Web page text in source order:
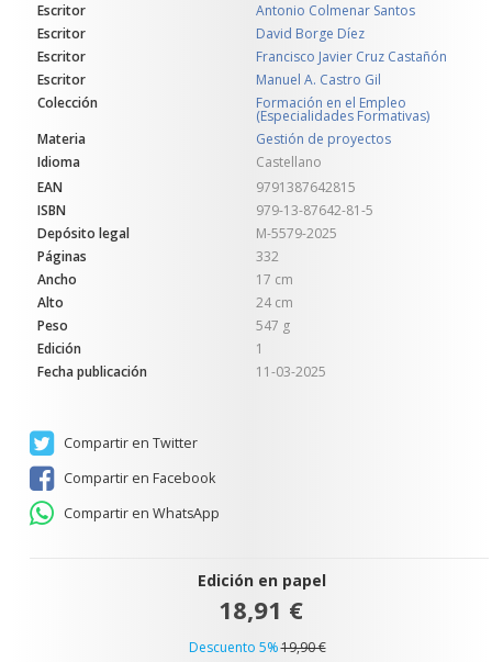
Escritor
Antonio Colmenar Santos
Escritor
David Borge Díez
Escritor
Francisco Javier Cruz Castañón
Escritor
Manuel A. Castro Gil
Colección
Formación en el Empleo
(Especialidades Formativas)
Materia
Gestión de proyectos
Idioma
Castellano
EAN
9791387642815
ISBN
979-13-87642-81-5
Depósito legal
M-5579-2025
Páginas
332
Ancho
17 cm
Alto
24 cm
Peso
547 g
Edición
1
Fecha publicación
11-03-2025
Compartir en Twitter
Compartir en Facebook
Compartir en WhatsApp
Edición en papel
18,91 €
Descuento 5%19,90 €